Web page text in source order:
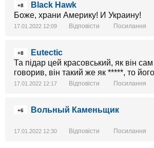
+8
Black Hawk
Боже, храни Америку! И Украину!
17.01.2022 12:09 Відповісти Посилання
+8
Eutectic
Та підар цей красовський, як він
говорив, він такий же як *****, то
17.01.2022 12:17 Відповісти Посилання
+6 Вольный Каменьщик
17.01.2022 12:30 Відповісти Посилання